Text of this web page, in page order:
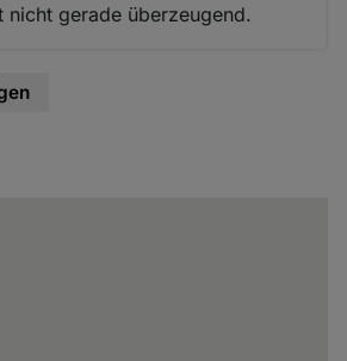
gerade überzeugend.